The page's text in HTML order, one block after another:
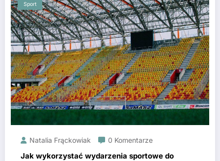
Sport
Natalia Frąckowiak 0 Komentarze
Jak wykorzystać wydarzenia sportowe do